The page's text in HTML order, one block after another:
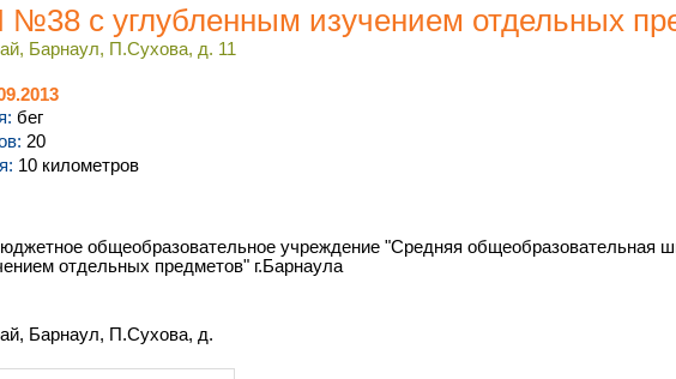
с углубленным изучением отдельных
Барнаул, П.Сухова, д. 11
бег
20
10 километров
общеобразовательное учреждение "Средняя общеобразовательная
отдельных предметов" г.Барнаула
Барнаул, П.Сухова, д.